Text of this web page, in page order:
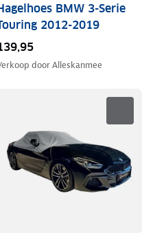
BMW 3-Serie
2012-2019
doorAlleskanmee